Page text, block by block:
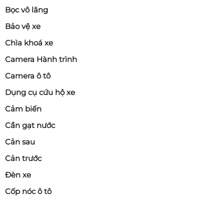
Bọc vô lăng
Bảo vệ xe
Chìa khoá xe
Camera Hành trình
Camera ô tô
Dụng cụ cứu hộ xe
Cảm biến
Cần gạt nước
Cản sau
Cản trước
Đèn xe
Cốp nóc ô tô